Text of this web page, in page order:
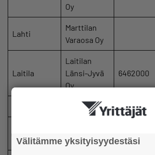
Oy
Lahti
Marttilan
Varaosa Oy
Laitila
Laitilan
Länsi-Jyvä
Oy
6462000
Promens Oy 7090000
Häkkinen Oy
Välitämme yksityisyydestäsi